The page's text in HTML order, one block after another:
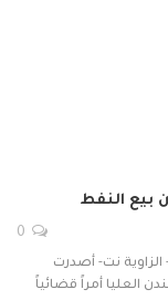
بيع النفط
الزاوية نت- أصدرت
العليا أمراً قضائياً